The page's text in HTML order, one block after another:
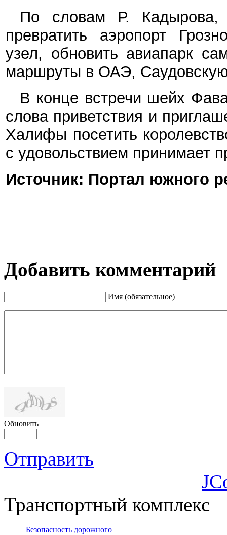
По словам Р. Кадырова,
превратить аэропорт
узел, обновить авиапарк
маршруты в ОАЭ,
В конце встречи шейх
слова приветствия и
Халифы посетить
с удовольствием принимает
Источник: Портал южного
Добавить комментарий
Имя (обязательное)
Обновить
Отправить
Транспортный комплекс
Безопасность дорожного